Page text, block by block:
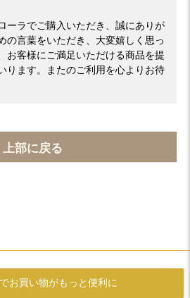
ーラでご購入いただき、誠にありが
の言葉をいただき、大変嬉しく思っ
お客様にご満足いただける商品を提
ります。またのご利用を心よりお待
上部に戻る
お買い物がもっと便利に